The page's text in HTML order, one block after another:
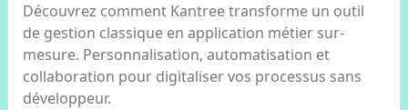
Découvrez comment Kantree transforme un outil
de gestion classique en application métier sur-
mesure. Personnalisation, automatisation et
collaboration pour digitaliser vos processus sans
développeur.